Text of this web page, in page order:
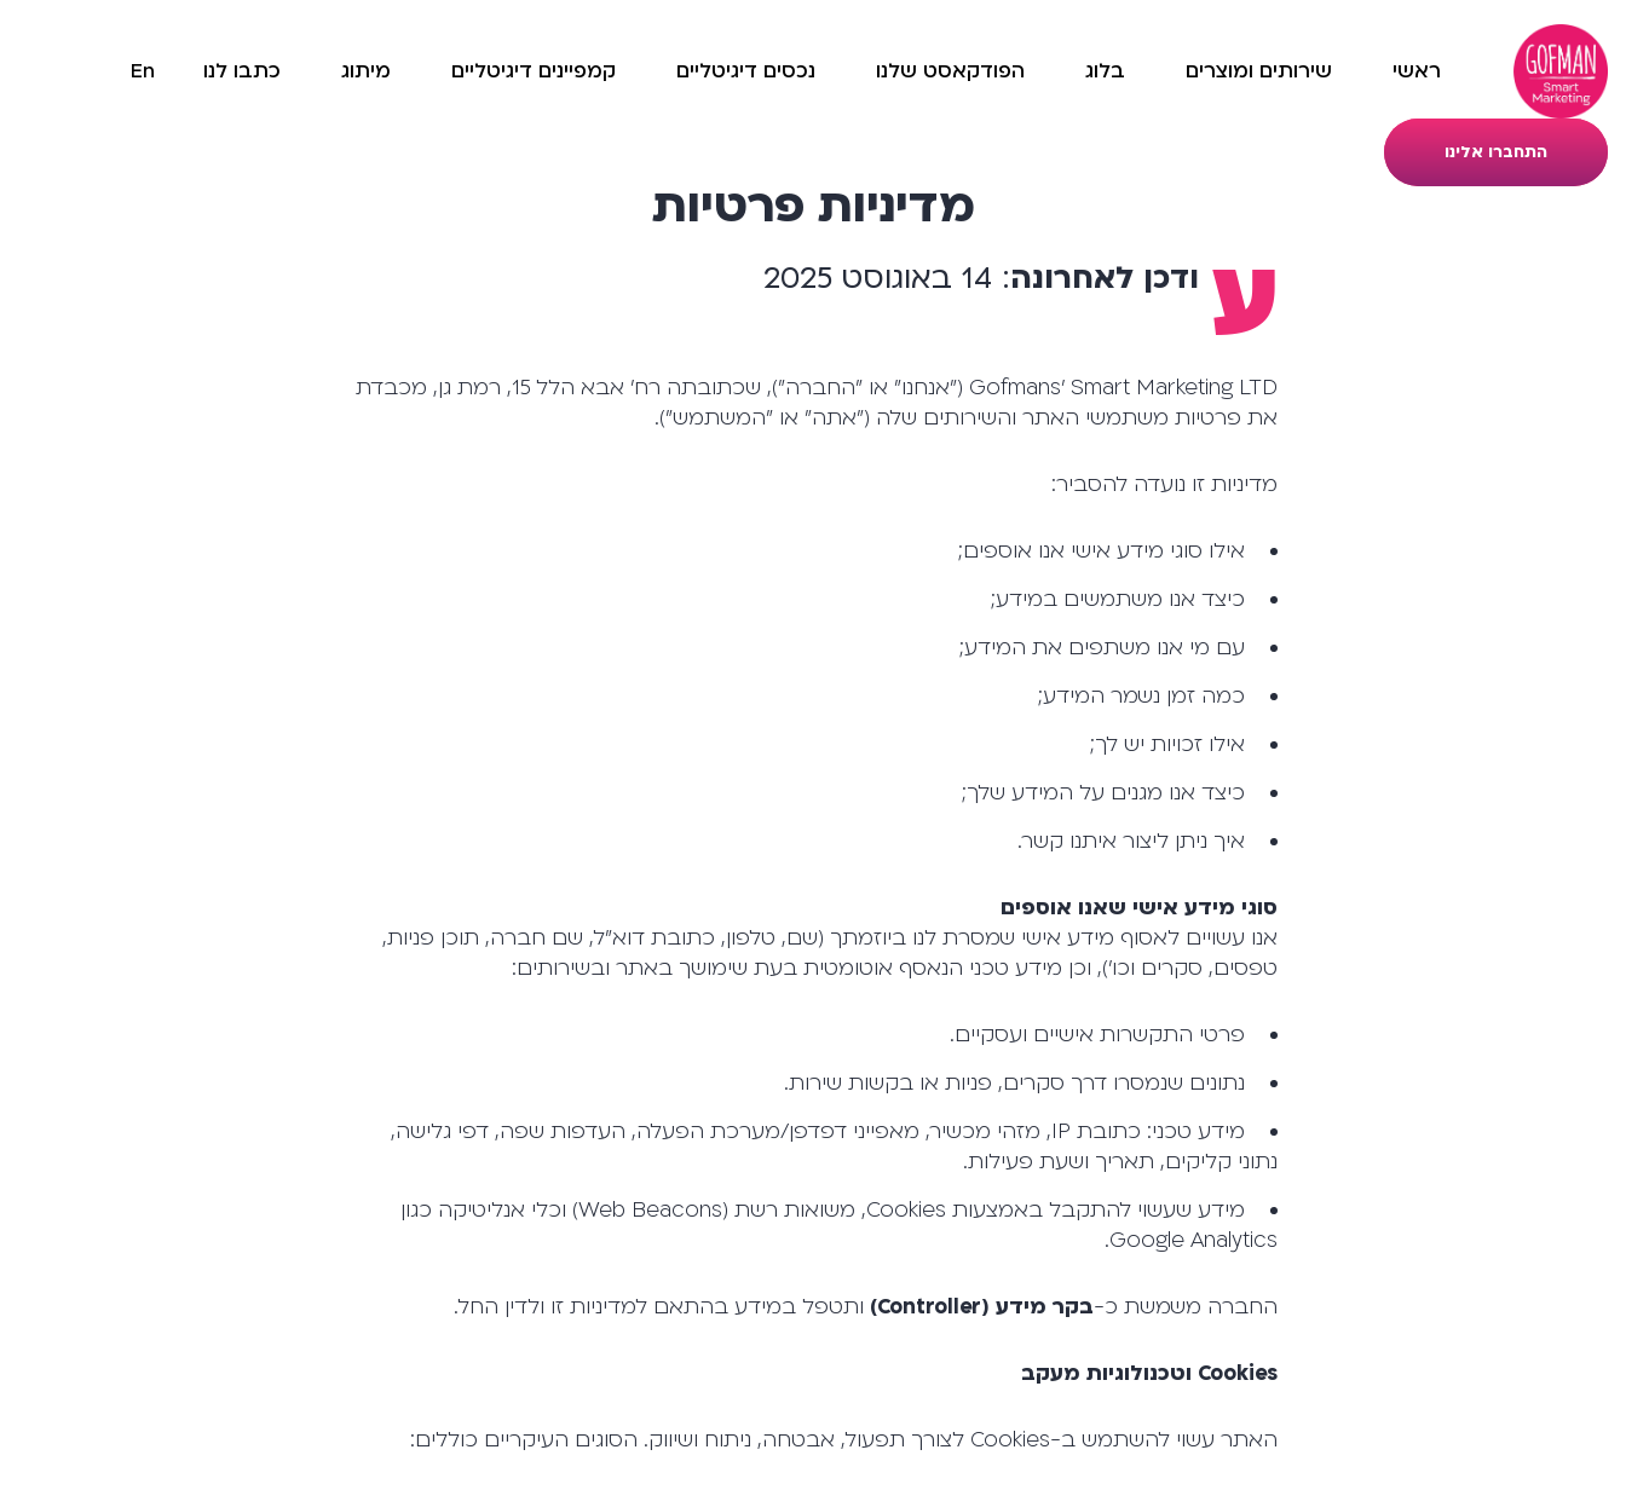
ראשי שירותים ומוצרים בלוג הפודקאסט שלנו נכסים דיגיטליים קמפיינים דיגיטליים מיתוג כתבו לנו En
התחברו אלינו
מדיניות פרטיות
ע ודכן לאחרונה: 14 באוגוסט 2025
Gofmans’ Smart Marketing LTD ("אנחנו" או "החברה"), שכתובתה רח' אבא הלל 15, רמת גן, מכבדת
את פרטיות משתמשי האתר והשירותים שלה ("אתה" או "המשתמש").
מדיניות זו נועדה להסביר:
אילו סוגי מידע אישי אנו אוספים;
כיצד אנו משתמשים במידע;
עם מי אנו משתפים את המידע;
כמה זמן נשמר המידע;
אילו זכויות יש לך;
כיצד אנו מגנים על המידע שלך;
איך ניתן ליצור איתנו קשר.
סוגי מידע אישי שאנו אוספים
אנו עשויים לאסוף מידע אישי שמסרת לנו ביוזמתך (שם, טלפון, כתובת דוא"ל, שם חברה, תוכן פניות,
טפסים, סקרים וכו'), וכן מידע טכני הנאסף אוטומטית בעת שימושך באתר ובשירותים:
פרטי התקשרות אישיים ועסקיים.
נתונים שנמסרו דרך סקרים, פניות או בקשות שירות.
מידע טכני: כתובת IP, מזהי מכשיר, מאפייני דפדפן/מערכת הפעלה, העדפות שפה, דפי גלישה,
נתוני קליקים, תאריך ושעת פעילות.
מידע שעשוי להתקבל באמצעות Cookies, משואות רשת (Web Beacons) וכלי אנליטיקה כגון
Google Analytics.
החברה משמשת כ-בקר מידע (Controller) ותטפל במידע בהתאם למדיניות זו ולדין החל.
Cookies וטכנולוגיות מעקב
האתר עשוי להשתמש ב-Cookies לצורך תפעול, אבטחה, ניתוח ושיווק. הסוגים העיקריים כוללים: